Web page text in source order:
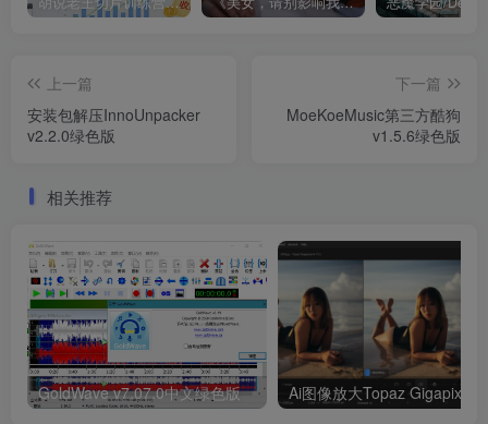
上一篇
安装包解压InnoUnpacker
v2.2.0绿色版
下一篇
MoeKoeMusic第三方酷狗
v1.5.6绿色版
相关推荐
GoldWave v7.07.0中文绿色版